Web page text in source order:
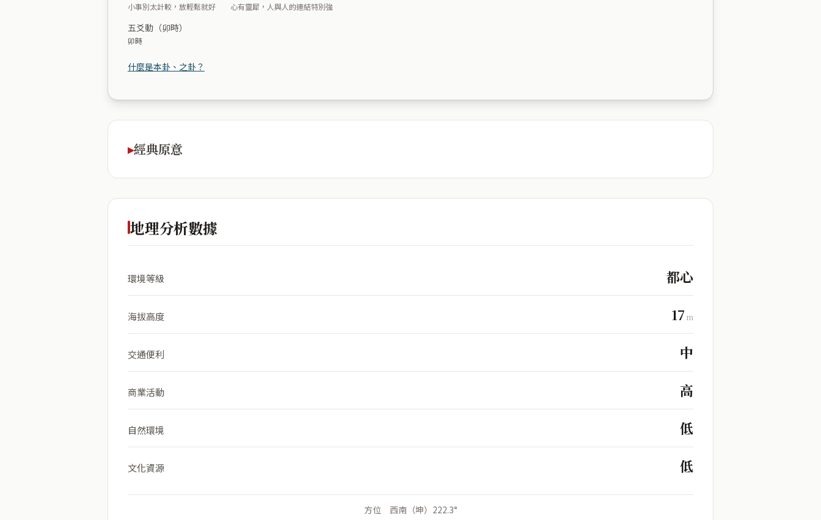
小事別太計較，放輕鬆就好 心有靈犀，人與人的連結特別強
五爻動（卯時）
卯時
什麼是本卦、之卦？
經典原意
地理分析數據
環境等級 都心
海拔高度 17 m
交通便利 中
商業活動 高
自然環境 低
文化資源 低
方位 西南（坤）222.3°